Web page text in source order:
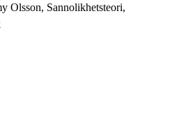
Olsson, Sannolikhetsteori,